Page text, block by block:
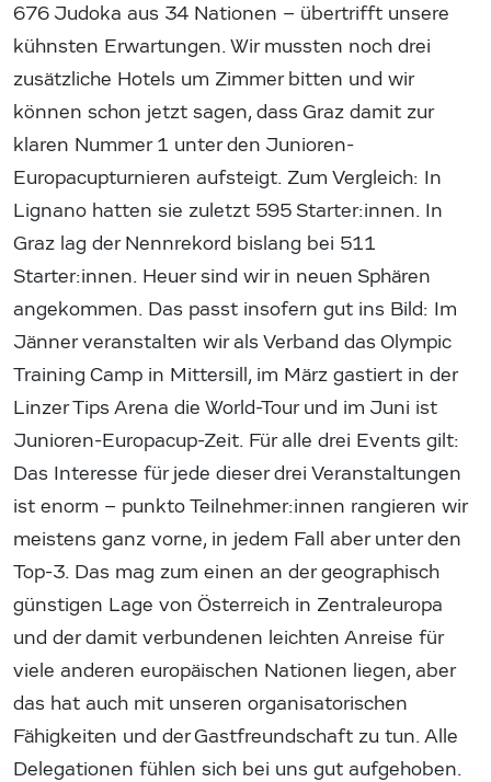
676 Judoka aus 34 Nationen – übertrifft unsere
kühnsten Erwartungen. Wir mussten noch drei
zusätzliche Hotels um Zimmer bitten und wir
können schon jetzt sagen, dass Graz damit zur
klaren Nummer 1 unter den Junioren-
Europacupturnieren aufsteigt. Zum Vergleich: In
Lignano hatten sie zuletzt 595 Starter:innen. In
Graz lag der Nennrekord bislang bei 511
Starter:innen. Heuer sind wir in neuen Sphären
angekommen. Das passt insofern gut ins Bild: Im
Jänner veranstalten wir als Verband das Olympic
Training Camp in Mittersill, im März gastiert in der
Linzer Tips Arena die World-Tour und im Juni ist
Junioren-Europacup-Zeit. Für alle drei Events gilt:
Das Interesse für jede dieser drei Veranstaltungen
ist enorm – punkto Teilnehmer:innen rangieren wir
meistens ganz vorne, in jedem Fall aber unter den
Top-3. Das mag zum einen an der geographisch
günstigen Lage von Österreich in Zentraleuropa
und der damit verbundenen leichten Anreise für
viele anderen europäischen Nationen liegen, aber
das hat auch mit unseren organisatorischen
Fähigkeiten und der Gastfreundschaft zu tun. Alle
Delegationen fühlen sich bei uns gut aufgehoben.